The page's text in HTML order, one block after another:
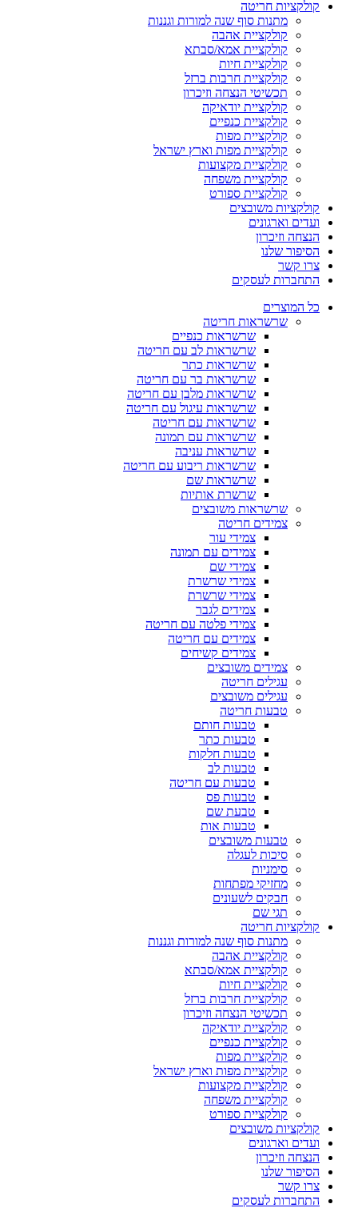
קולקציות חריטה
מתנות סוף שנה למורות וגננות
קולקציית אהבה
קולקציית אמא/סבתא
קולקציית חיות
קולקציית חרבות ברזל
תכשיטי הנצחה וזיכרון
קולקציית יודאיקה
קולקציית כנפיים
קולקציית מפות
קולקציית מפות וארץ ישראל
קולקציית מקצועות
קולקציית משפחה
קולקציית ספורט
קולקציות משובצים
ועדים וארגונים
הנצחה וזיכרון
הסיפור שלנו
צרו קשר
התחברות לעסקים
כל המוצרים
שרשראות חריטה
שרשראות כנפיים
שרשראות לב עם חריטה
שרשראות כתר
שרשראות בר עם חריטה
שרשראות מלבן עם חריטה
שרשראות עיגול עם חריטה
שרשראות עם חריטה
שרשראות עם תמונה
שרשראות עניבה
שרשראות ריבוע עם חריטה
שרשראות שם
שרשרת אותיות
שרשראות משובצים
צמידים חריטה
צמידי עור
צמידים עם תמונה
צמידי שם
צמידי שרשרת
צמידי שרשרת
צמידים לגבר
צמידי פלטה עם חריטה
צמידים עם חריטה
צמידים קשיחים
צמידים משובצים
עגילים חריטה
עגילים משובצים
טבעות חריטה
טבעות חותם
טבעות כתר
טבעות חלקות
טבעות לב
טבעות עם חריטה
טבעות פס
טבעת שם
טבעות אות
טבעות משובצים
סיכות לעגלה
סימניות
מחזיקי מפתחות
חבקים לשעונים
תגי שם
קולקציות חריטה
מתנות סוף שנה למורות וגננות
קולקציית אהבה
קולקציית אמא/סבתא
קולקציית חיות
קולקציית חרבות ברזל
תכשיטי הנצחה וזיכרון
קולקציית יודאיקה
קולקציית כנפיים
קולקציית מפות
קולקציית מפות וארץ ישראל
קולקציית מקצועות
קולקציית משפחה
קולקציית ספורט
קולקציות משובצים
ועדים וארגונים
הנצחה וזיכרון
הסיפור שלנו
צרו קשר
התחברות לעסקים